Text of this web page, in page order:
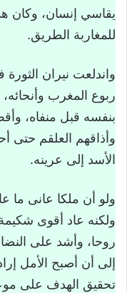
يقاسي إنسان، وكان
للمغاربة الطريق.
واندلعت نيران
ربوع المغرب
بنفسه قبل منفاه،
وأذاقهم العلقم حتى
الأسد إلى عرينه.
ولو أن ملكا عانى ما
ولكنه عاد أقوى
روحا، وأشد على
إلى أن أصبح الأمل
تحقيق الهدف على